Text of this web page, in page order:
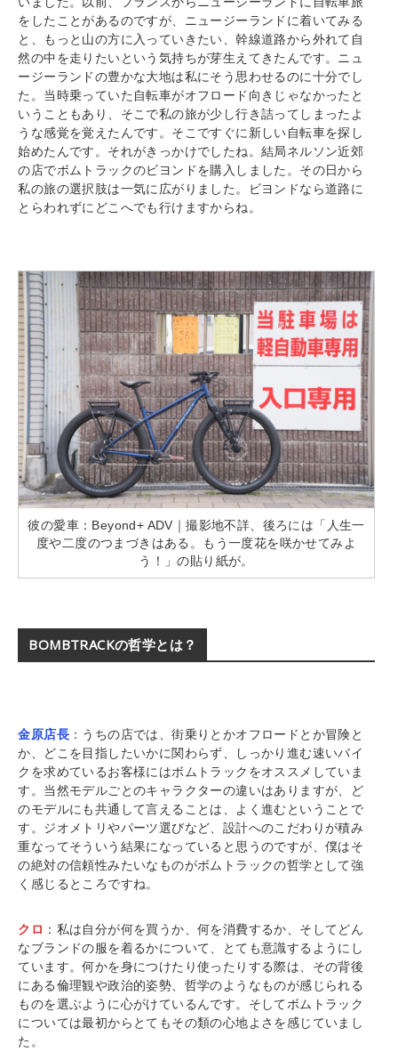
をしたことがあるのですが、ニュージーランドに着いてみる
と、もっと山の方に入っていきたい、幹線道路から外れて自
然の中を走りたいという気持ちが芽生えてきたんです。ニュ
ージーランドの豊かな大地は私にそう思わせるのに十分でし
た。当時乗っていた自転車がオフロード向きじゃなかったと
いうこともあり、そこで私の旅が少し行き詰ってしまったよ
うな感覚を覚えたんです。そこですぐに新しい自転車を探し
始めたんです。それがきっかけでしたね。結局ネルソン近郊
の店でボムトラックのビヨンドを購入しました。その日から
私の旅の選択肢は一気に広がりました。ビヨンドなら道路に
とらわれずにどこへでも行けますからね。
彼の愛車：Beyond+ ADV｜撮影地不詳、後ろには「人生一
度や二度のつまづきはある。もう一度花を咲かせてみよ
う！」の貼り紙が。
BOMBTRACKの哲学とは？
金原店長 ：うちの店では、街乗りとかオフロードとか冒険と
か、どこを目指したいかに関わらず、しっかり進む速いバイ
クを求めているお客様にはボムトラックをオススメしていま
す。当然モデルごとのキャラクターの違いはありますが、ど
のモデルにも共通して言えることは、よく進むということで
す。ジオメトリやパーツ選びなど、設計へのこだわりが積み
重なってそういう結果になっていると思うのですが、僕はそ
の絶対の信頼性みたいなものがボムトラックの哲学として強
く感じるところですね。
クロ ：私は自分が何を買うか、何を消費するか、そしてどん
なブランドの服を着るかについて、とても意識するようにし
ています。何かを身につけたり使ったりする際は、その背後
にある倫理観や政治的姿勢、哲学のようなものが感じられる
ものを選ぶように心がけているんです。そしてボムトラック
については最初からとてもその類の心地よさを感じていまし
た。